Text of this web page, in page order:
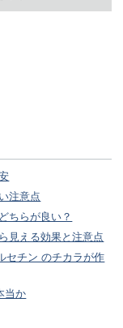
注意点
ちらが良い？
見える効果と注意点
セチン のチカラが作
当か